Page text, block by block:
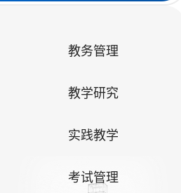
教务管理
教学研究
实践教学
考试管理